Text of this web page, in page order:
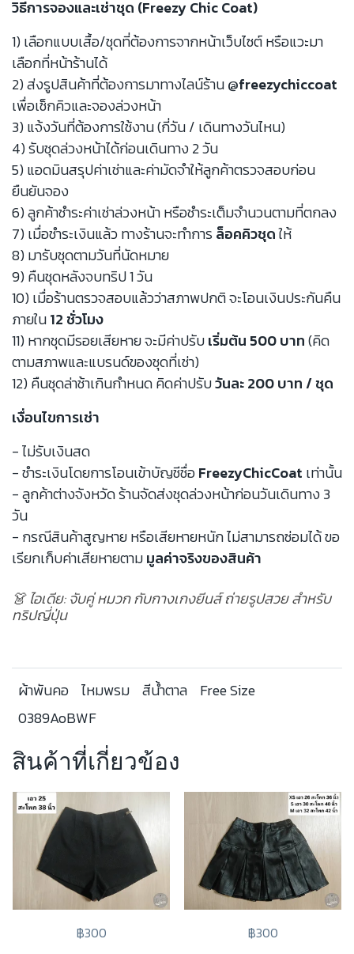
วิธีการจองและเช่าชุด (Freezy Chic Coat)
1) เลือกแบบเสื้อ/ชุดที่ต้องการจากหน้าเว็บไซต์ หรือแวะมา
เลือกที่หน้าร้านได้
2) ส่งรูปสินค้าที่ต้องการมาทางไลน์ร้าน@freezychiccoat
เพื่อเช็กคิวและจองล่วงหน้า
3) แจ้งวันที่ต้องการใช้งาน (กี่วัน / เดินทางวันไหน)
4) รับชุดล่วงหน้าได้ก่อนเดินทาง 2 วัน
5) แอดมินสรุปค่าเช่าและค่ามัดจำให้ลูกค้าตรวจสอบก่อน
ยืนยันจอง
6) ลูกค้าชำระค่าเช่าล่วงหน้า หรือชำระเต็มจำนวนตามที่ตกลง
7) เมื่อชำระเงินแล้ว ทางร้านจะทำการล็อคคิวชุดให้
8) มารับชุดตามวันที่นัดหมาย
9) คืนชุดหลังจบทริป 1 วัน
10) เมื่อร้านตรวจสอบแล้วว่าสภาพปกติ จะโอนเงินประกันคืน
ภายใน12 ชั่วโมง
11) หากชุดมีรอยเสียหาย จะมีค่าปรับเริ่มต้น 500 บาท(คิด
ตามสภาพและแบรนด์ของชุดที่เช่า)
12) คืนชุดล่าช้าเกินกำหนด คิดค่าปรับวันละ 200 บาท / ชุด
เงื่อนไขการเช่า
- ไม่รับเงินสด
- ชำระเงินโดยการโอนเข้าบัญชีชื่อFreezyChicCoat เท่านั้น
- ลูกค้าต่างจังหวัด ร้านจัดส่งชุดล่วงหน้าก่อนวันเดินทาง 3
วัน
- กรณีสินค้าสูญหาย หรือเสียหายหนัก ไม่สามารถซ่อมได้ ขอ
เรียกเก็บค่าเสียหายตามมูลค่าจริงของสินค้า
👗 ไอเดีย: จับคู่ หมวก กับกางเกงยีนส์ ถ่ายรูปสวย สำหรับ
ทริปญี่ปุ่น
ผ้าพันคอ ไหมพรม สีน้ำตาล
Free Size
0389AoBWF
สินค้าที่เกี่ยวข้อง
฿300 ฿300